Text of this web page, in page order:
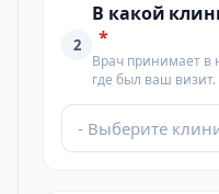
2
В какой
*
Врач принимает в
где был ваш визит.
- Выберите